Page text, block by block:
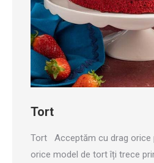
Tort
Tort Acceptăm cu drag orice
orice model de tort îți trece